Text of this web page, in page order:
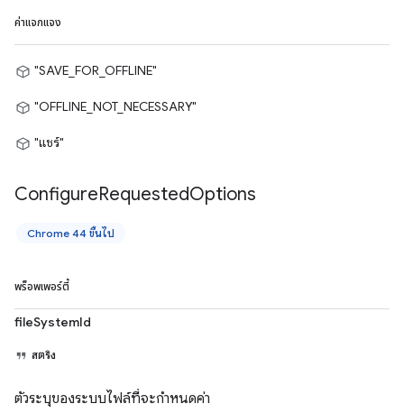
ค่าแจกแจง
"SAVE_FOR_OFFLINE"
"OFFLINE_NOT_NECESSARY"
"แชร์"
ConfigureRequestedOptions
Chrome 44 ขึ้นไป
พร็อพเพอร์ตี้
fileSystemId
สตริง
ตัวระบุของระบบไฟล์ที่จะกำหนดค่า